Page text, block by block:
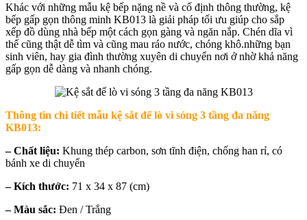
Khác với những mẫu kệ bếp nặng nề và cố định thông thường, kệ
bếp gấp gọn thông minh KB013 là giải pháp tối ưu giúp cho sắp
xếp đồ dùng nhà bếp một cách gọn gàng và ngăn nắp. Chén dĩa vì
thế cũng thật dễ tìm và cũng mau ráo nước, chóng khô.những bạn
sinh viên, hay gia đình thường xuyên di chuyển nơi ở nhờ khả năng
gấp gọn dễ dàng và nhanh chóng.
Thông tin chi tiết mẫu kệ sắt để lò vi sóng 3 tầng đa năng
KB013:
– Chất liệu: Khung thép carbon, sơn tĩnh điện, chống han rỉ, có
bánh xe di chuyển
– Kích thước: 71 x 34 x 87 (cm)
– Màu sắc: Đen / Trắng